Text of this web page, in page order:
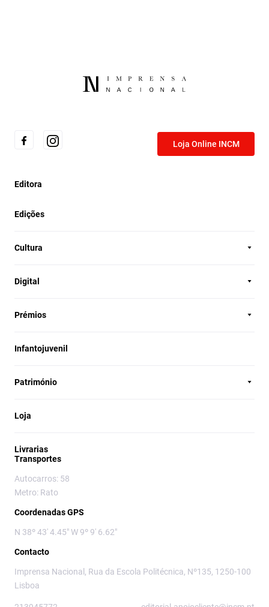
Loja Online INCM
Editora
Edições
Cultura
Digital
Prémios
Infantojuvenil
Património
Loja
Livrarias
Transportes
Autocarros: 58
Metro: Rato
Coordenadas GPS
N 38º 43' 4.45" W 9º 9' 6.62"
Contacto
Imprensa Nacional, Rua da Escola Politécnica, Nº135, 1250-100
Lisboa